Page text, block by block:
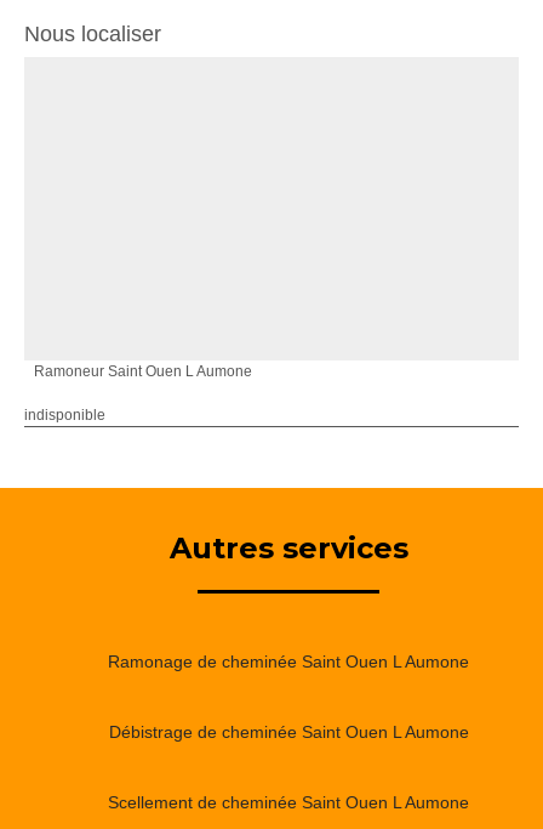
Nous localiser
Ramoneur Saint Ouen L Aumone
indisponible
Autres services
Ramonage de cheminée Saint Ouen L Aumone
Débistrage de cheminée Saint Ouen L Aumone
Scellement de cheminée Saint Ouen L Aumone